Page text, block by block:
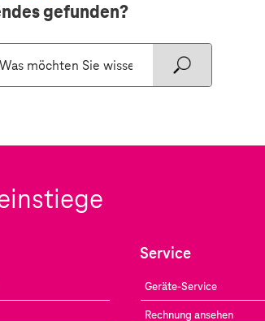
gefunden?
Service
Geräte-Service
Rechnung ansehen